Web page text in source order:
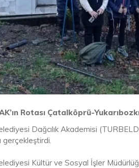
Rotası Çatalköprü-
Dağcılık Akademisi
gerçekleştirdi.
Kültür ve Sosyal İşler